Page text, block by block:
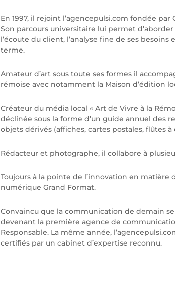
En 1997, il rejoint l’agencepulsi.com fondée
Son parcours universitaire lui permet
l’écoute du client, l’analyse fine de ses
terme.
Amateur d’art sous toute ses formes il
rémoise avec notamment la Maison d’édition
Créateur du média local « Art de Vivre à la
déclinée sous la forme d’un guide annuel des
objets dérivés (affiches, cartes postales, flûtes
Rédacteur et photographe, il collabore à
Toujours à la pointe de l’innovation en matière
numérique Grand Format.
Convaincu que la communication de demain
devenant la première agence de
Responsable. La même année,
certifiés par un cabinet d’expertise reconnu.